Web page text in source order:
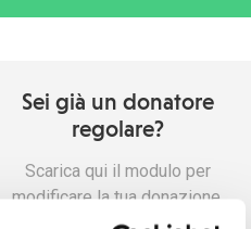
Sei già un donatore
regolare?
Scarica qui il modulo per
modificare la tua donazione.